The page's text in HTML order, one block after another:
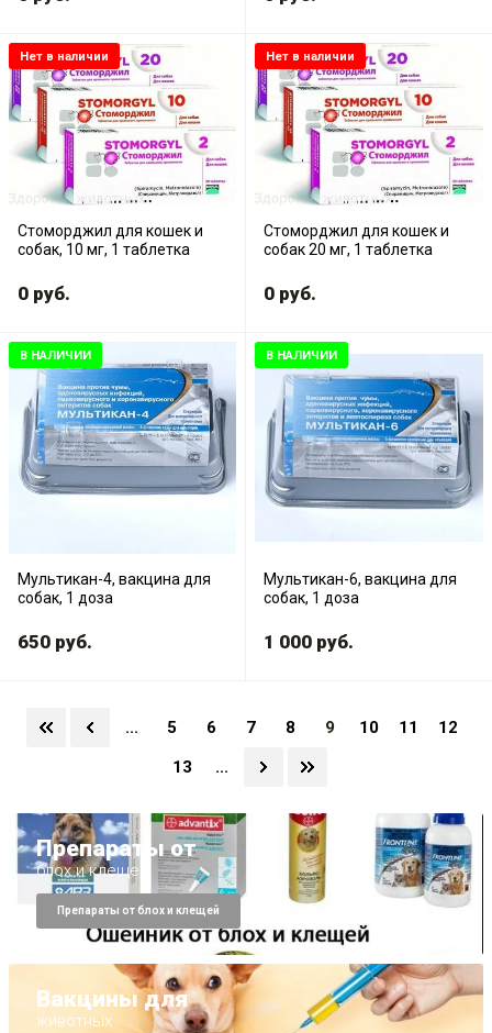
Нет в наличии
Стоморджил для кошек и
собак, 10 мг, 1 таблетка
0 руб.
Нет в наличии
Стоморджил для кошек и
собак 20 мг, 1 таблетка
0 руб.
В НАЛИЧИИ
Мультикан-4, вакцина для
собак, 1 доза
650 руб.
В НАЛИЧИИ
Мультикан-6, вакцина для
собак, 1 доза
1 000 руб.
... 5 6 7 8 9 10 11
12
13
...
Препараты от
блох и клещей
Препараты от блох и клещей
Вакцины для
животных